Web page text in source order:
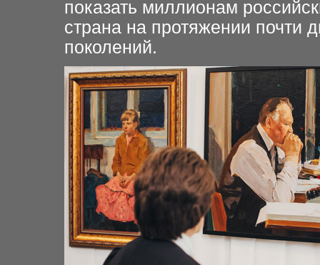
показать миллионам
страна на протяжении почти
поколений.